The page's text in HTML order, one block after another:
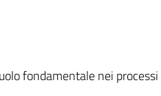
fondamentale nei